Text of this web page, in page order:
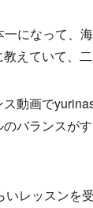
一になって
えていて、
動画で
バランスが
レッスンを